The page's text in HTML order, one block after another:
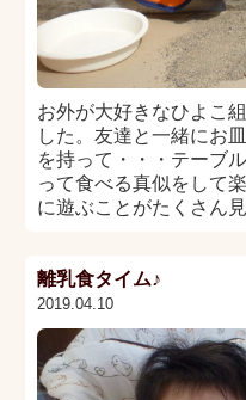
お外が大好きなひよこ
した。友達と一緒にお
を持って・・・テーブ
って食べる真似をして
に遊ぶことがたくさん
離乳食タイム♪
2019.04.10